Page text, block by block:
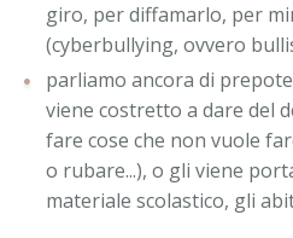
giro, per diffamarlo, per
(cyberbullying, ovvero
parliamo ancora di
viene costretto a dare del
fare cose che non vuole
o rubare...), o gli viene
materiale scolastico, gli